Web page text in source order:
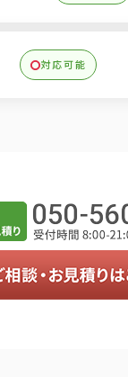
対応可能